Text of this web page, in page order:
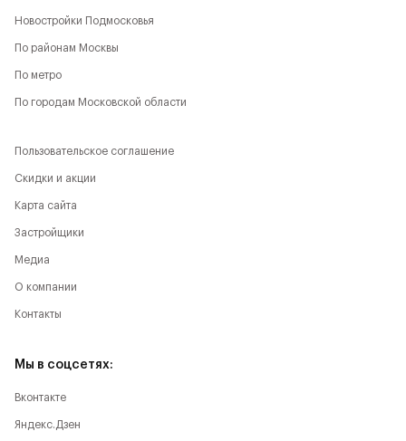
Новостройки Подмосковья
По районам Москвы
По метро
По городам Московской области
Пользовательское соглашение
Скидки и акции
Карта сайта
Застройщики
Медиа
О компании
Контакты
Мы в соцсетях:
Вконтакте
Яндекс.Дзен